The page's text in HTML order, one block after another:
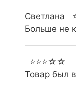
Светлана
Больше не
⭐⭐⭐☆☆
Товар был